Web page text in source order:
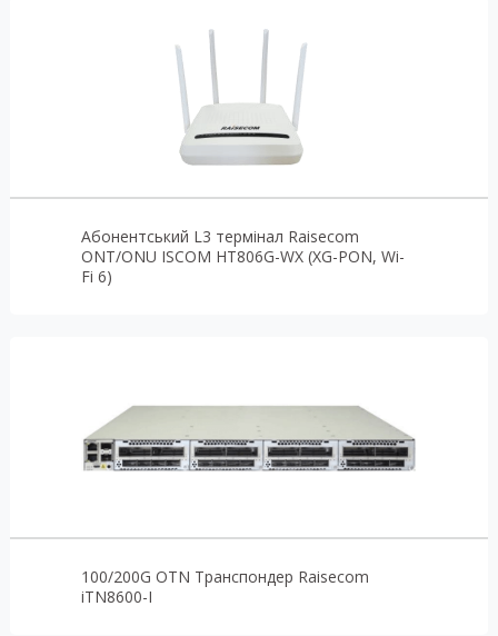
Абонентський L3 термінал Raisecom
ONT/ONU ISCOM HT806G-WX (XG-PON, Wi-
Fi 6)
100/200G OTN Транспондер Raisecom
iTN8600-I